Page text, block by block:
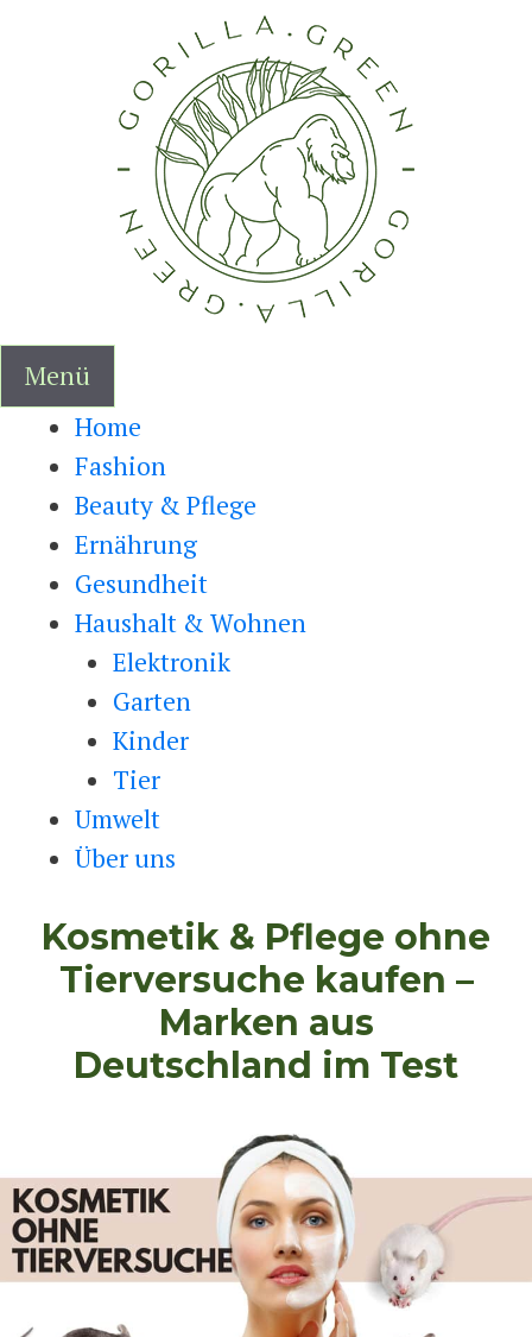
Menü
Home
Fashion
Beauty & Pflege
Ernährung
Gesundheit
Haushalt & Wohnen
Elektronik
Garten
Kinder
Tier
Umwelt
Über uns
Kosmetik & Pflege ohne
Tierversuche kaufen –
Marken aus
Deutschland im Test